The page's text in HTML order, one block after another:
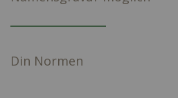
Din Normen